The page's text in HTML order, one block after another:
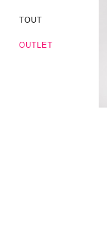
TOUT
OUTLET